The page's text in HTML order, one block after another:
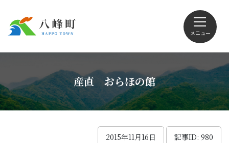
メニュー
Foreign language
産直 おらほの館
2015年11月16日 記事ID: 980